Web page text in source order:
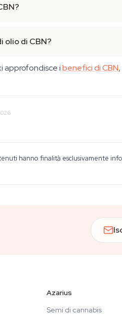
olio di CBN?
approfondisce ibenefici di CBN
hanno finalità esclusivamente
Azarius
Semi di cannabis